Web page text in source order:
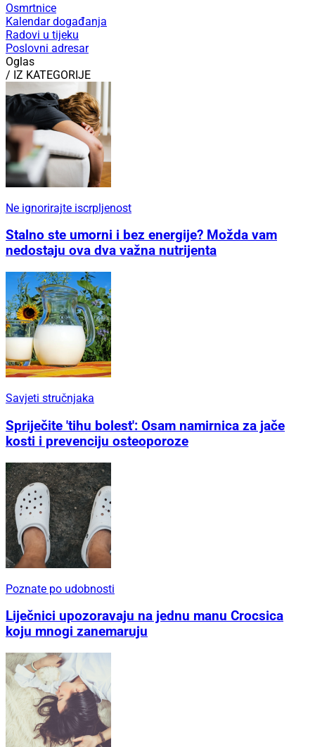
Osmrtnice
Kalendar događanja
Radovi u tijeku
Poslovni adresar
Oglas
/ IZ KATEGORIJE
Ne ignorirajte iscrpljenost
Stalno ste umorni i bez energije? Možda vam
nedostaju ova dva važna nutrijenta
Savjeti stručnjaka
Spriječite 'tihu bolest': Osam namirnica za jače
kosti i prevenciju osteoporoze
Poznate po udobnosti
Liječnici upozoravaju na jednu manu Crocsica
koju mnogi zanemaruju